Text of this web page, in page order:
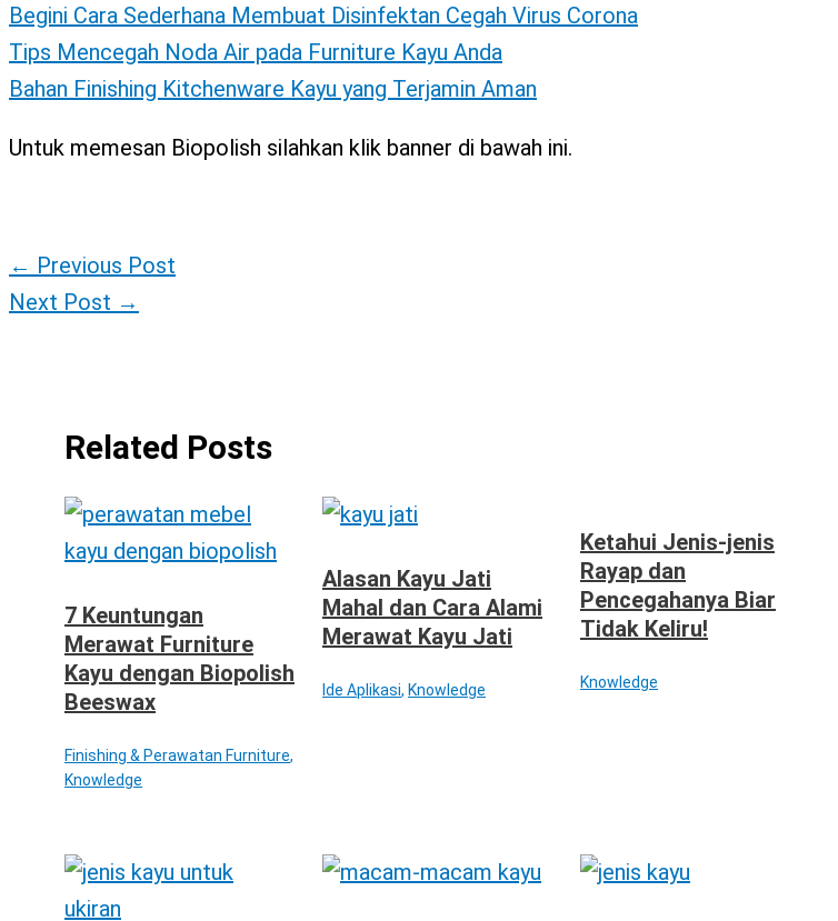
Begini Cara Sederhana Membuat Disinfektan Cegah Virus Corona
Tips Mencegah Noda Air pada Furniture Kayu Anda
Bahan Finishing Kitchenware Kayu yang Terjamin Aman
Untuk memesan Biopolish silahkan klik banner di bawah ini.
← Previous Post
Next Post →
Related Posts
7 Keuntungan
Merawat Furniture
Kayu dengan Biopolish
Beeswax
Finishing & Perawatan Furniture,
Knowledge
Alasan Kayu Jati
Mahal dan Cara Alami
Merawat Kayu Jati
Ide Aplikasi, Knowledge
Ketahui Jenis-jenis
Rayap dan
Pencegahanya Biar
Tidak Keliru!
Knowledge